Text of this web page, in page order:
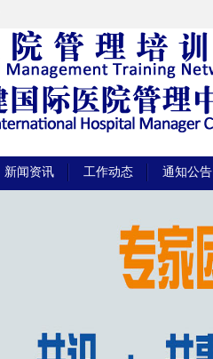
新闻资讯 工作动态 通知公告